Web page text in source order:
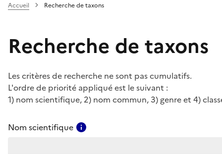
Accueil Recherche de taxons
Recherche de taxons
Les critères de recherche ne sont pas cumulatifs.
L'ordre de priorité appliqué est le suivant :
1) nom scientifique, 2) nom commun, 3) genre et 4)
Nom scientifique